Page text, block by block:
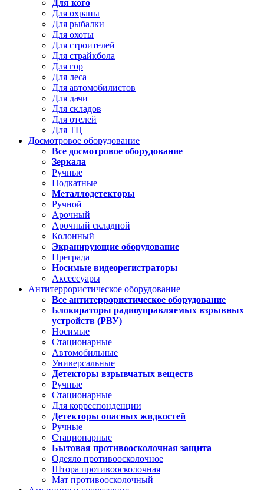
Для кого
Для охраны
Для рыбалки
Для охоты
Для строителей
Для страйкбола
Для гор
Для леса
Для автомобилистов
Для дачи
Для складов
Для отелей
Для ТЦ
Досмотровое оборудование
Все досмотровое оборудование
Зеркала
Ручные
Подкатные
Металлодетекторы
Ручной
Арочный
Арочный складной
Колонный
Экранирующие оборудование
Преграда
Носимые видеорегистраторы
Аксессуары
Антитеррористическое оборудование
Все антитеррористическое оборудование
Блокираторы радиоуправляемых взрывных
устройств (РВУ)
Носимые
Стационарные
Автомобильные
Универсальные
Детекторы взрывчатых веществ
Ручные
Стационарные
Для корреспонденции
Детекторы опасных жидкостей
Ручные
Стационарные
Бытовая противоосколочная защита
Одеяло противоосколочное
Штора противоосколочная
Мат противоосколочный